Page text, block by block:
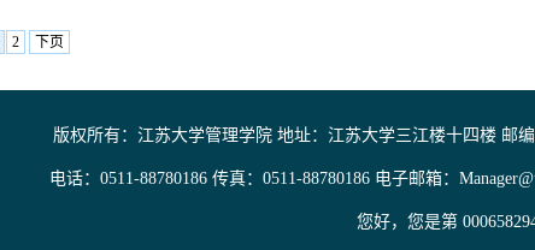
2 下页
版权所有：江苏大学管理学院 地址：江苏大学三江楼十四楼 邮编
电话：0511-88780186 传真：0511-88780186 电子邮箱：
您好，您是第